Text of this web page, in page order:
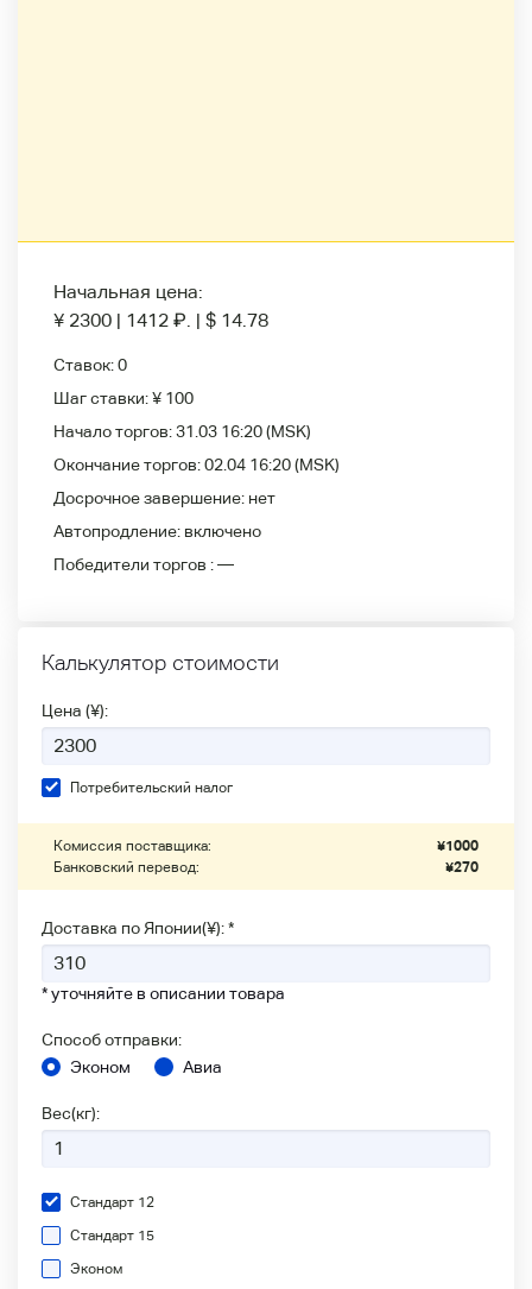
Начальная цена:
¥ 2300 | 1412 ₽ | $ 14.78
Ставок:0
Шаг ставки:¥ 100
Начало торгов:31.03 16:20(MSK)
Окончание торгов:02.04 16:20(MSK)
Досрочное завершение: нет
Автопродление: включено
Победители
торгов :—
Калькулятор стоимости
Цена (¥):
Потребительский налог
Комиссия поставщика: ¥1000
Банковский перевод:
¥270
Доставка по Японии(¥): *
* уточняйте в описании товара
Способ отправки:
Эконом
Авиа
Вес(кг):
Стандарт 12
Стандарт 15
Эконом